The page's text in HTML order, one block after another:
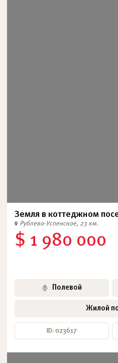
Земля в коттеджном
Рублево-Успенское, 23 км.
$ 1 980 000
Полевой
Жилой
ID: 023617